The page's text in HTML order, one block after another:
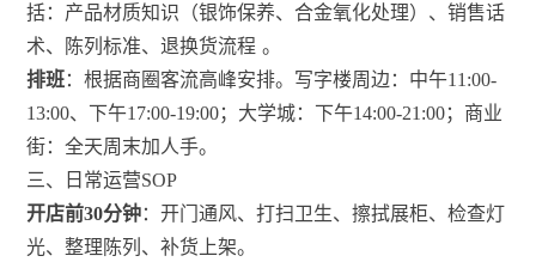
括：产品材质知识（银饰保养、合金氧化处理）、销售话
术、陈列标准、退换货流程 。
排班：根据商圈客流高峰安排。写字楼周边：中午11:00-
13:00、下午17:00-19:00；大学城：下午14:00-21:00；商业
街：全天周末加人手。
三、日常运营SOP
开店前30分钟：开门通风、打扫卫生、擦拭展柜、检查灯
光、整理陈列、补货上架。